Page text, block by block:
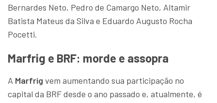
Bernardes Neto, Pedro de Camargo Neto, Altamir
Batista Mateus da Silva e Eduardo Augusto Rocha
Pocetti.
Marfrig e BRF: morde e assopra
A Marfrig vem aumentando sua participação no
capital da BRF desde o ano passado e, atualmente, é